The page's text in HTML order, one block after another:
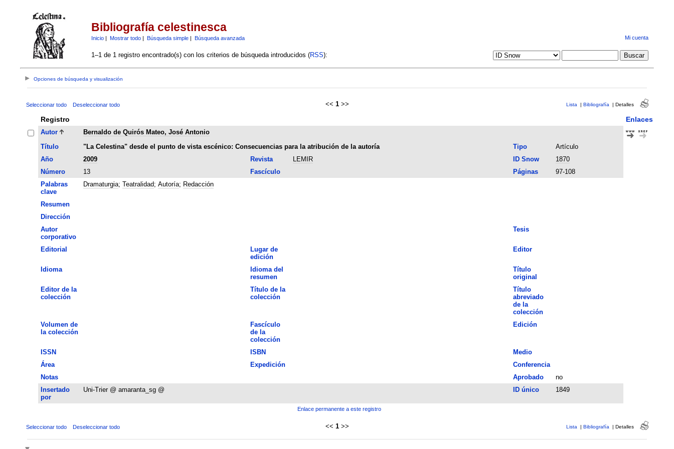
Bibliografía celestinesca
Inicio| Mostrar todo| Búsqueda simple| Búsqueda avanzada Mi cuenta
1–1 de 1 registro encontrado(s) con los criterios de búsqueda introducidos (RSS):
Opciones de búsqueda y visualización
Seleccionar todo Deseleccionar todo << 1 >> Lista | Bibliografía | Detalles
Registro Enlaces
Autor
Bernaldo de Quirós Mateo, José Antonio
Título
"La Celestina" desde el punto de vista escénico: Consecuencias para la atribución de la autoría Tipo
Artículo
Año
2009 Revista LEMIR ID Snow
1870
Número
13 Fascículo Páginas
97-108
Palabras
clave
Dramaturgia; Teatralidad; Autoría; Redacción
Resumen
Dirección
Autor
corporativo
Tesis
Editorial
Lugar de
edición
Editor
Idioma
Idioma del
resumen
Título
original
Editor de la
colección
Título de la
colección
Título
abreviado
de la
colección
Volumen de
la colección
Fascículo
de la
colección
Edición
ISSN ISBN
Medio
Área
Expedición
Conferencia
Notas
Aprobado
no
Insertado
por
Uni-Trier @ amaranta_sg @ ID único 1849
Enlace permanente a este registro
Seleccionar todo Deseleccionar todo << 1 >> Lista | Bibliografía | Detalles